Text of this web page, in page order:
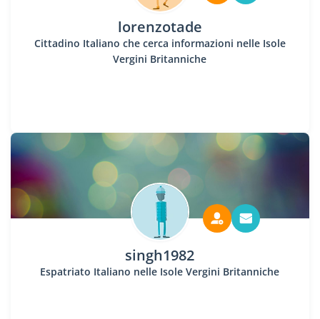
lorenzotade
Cittadino Italiano che cerca informazioni nelle Isole
Vergini Britanniche
singh1982
Espatriato Italiano nelle Isole Vergini Britanniche